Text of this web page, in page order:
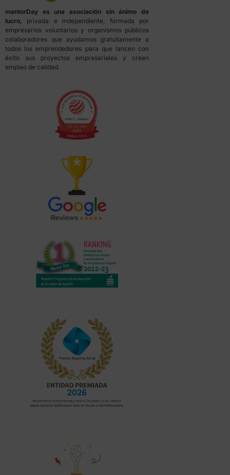
mentorDay es una asociación sin ánimo de
lucro, privada e independiente, formada por
empresarios voluntarios y organismos públicos
colaboradores que ayudamos gratuitamente a
todos los emprendedores para que lancen con
éxito sus proyectos empresariales y creen
empleo de calidad.